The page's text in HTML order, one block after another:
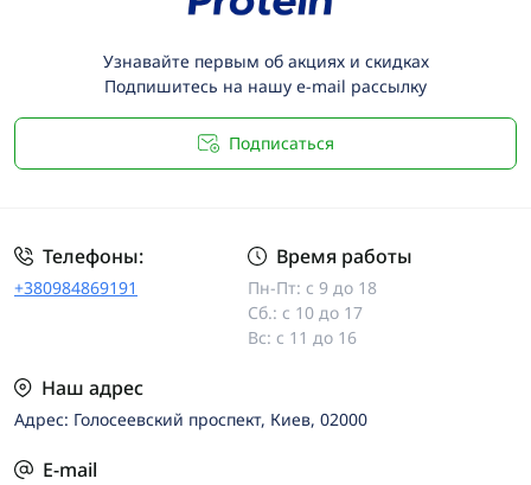
Узнавайте первым об акциях и скидках
Подпишитесь на нашу e-mail рассылку
Подписаться
Телефоны:
+380984869191
Время работы
Пн-Пт: с 9 до 18
Сб.: с 10 до 17
Вс: с 11 до 16
Наш адрес
Адрес: Голосеевский проспект, Киев, 02000
E-mail